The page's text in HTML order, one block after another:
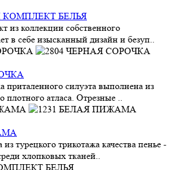
КОМПЛЕКТ БЕЛЬЯ
из коллекции собственного
в себе изысканный дизайн и безуп..
приталенного силуэта выполнена из
плотного атласа. Отрезные ..
турецкого трикотажа качества пенье -
хлопковых тканей..